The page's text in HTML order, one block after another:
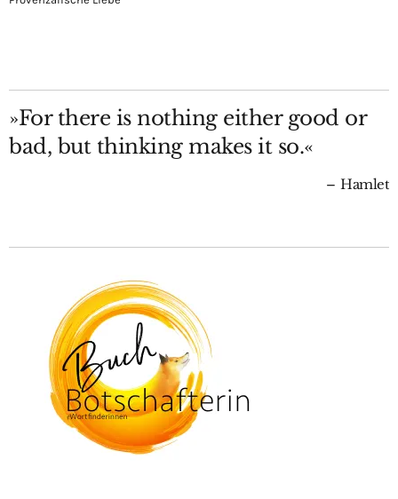
»For there is nothing either good or
bad, but thinking makes it so.«
Hamlet